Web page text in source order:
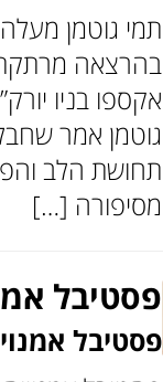
תמי גוטמן
בהרצאה
אקספו בניו
גוטמן אמר
תחושת הלב
מסיפורה […]
פסטיבל
פסטיבל